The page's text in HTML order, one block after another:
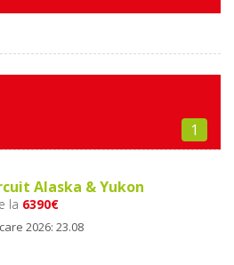
1
Alaska & Yukon
la 6390€
2026: 23.08